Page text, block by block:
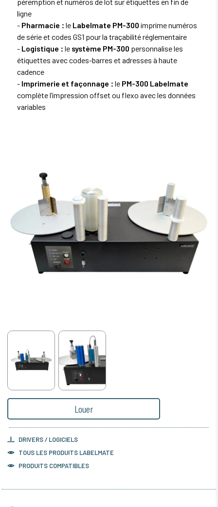
Louer
DRIVERS / LOGICIELS
TOUS LES PRODUITS LABELMATE
PRODUITS COMPATIBLES
ligne
- Pharmacie : le Labelmate PM-300 imprime numéros
de série et codes GS1 pour la traçabilité réglementaire
- Logistique : le système PM-300 personnalise les
étiquettes avec codes-barres et adresses à haute
cadence
- Imprimerie et façonnage : le PM-300 Labelmate
complète l’impression offset ou flexo avec les données
variables